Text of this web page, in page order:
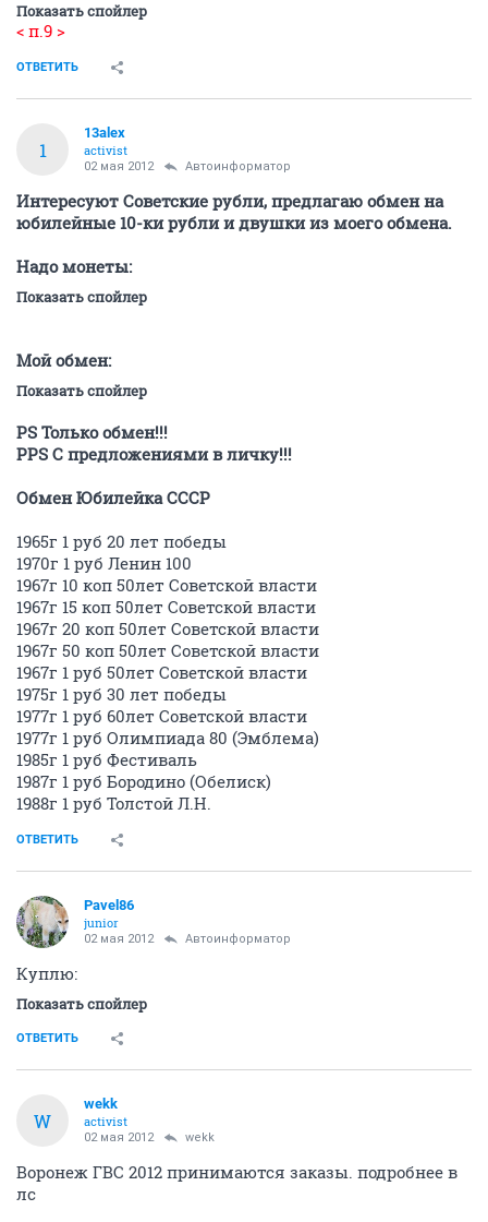
Показать спойлер
< п.9 >
ОТВЕТИТЬ
1
13alex
activist
02 мая 2012 Автоинформатор
Интересуют Советские рубли, предлагаю обмен на
юбилейные 10-ки рубли и двушки из моего обмена.
Надо монеты:
Показать спойлер
Мой обмен:
Показать спойлер
PS Только обмен!!!
РPS С предложениями в личку!!!
Обмен Юбилейка СССР
1965г 1 руб 20 лет победы
1970г 1 руб Ленин 100
1967г 10 коп 50лет Советской власти
1967г 15 коп 50лет Советской власти
1967г 20 коп 50лет Советской власти
1967г 50 коп 50лет Советской власти
1967г 1 руб 50лет Советской власти
1975г 1 руб 30 лет победы
1977г 1 руб 60лет Советской власти
1977г 1 руб Олимпиада 80 (Эмблема)
1985г 1 руб Фестиваль
1987г 1 руб Бородино (Обелиск)
1988г 1 руб Толстой Л.Н.
ОТВЕТИТЬ
Pavel86
junior
02 мая 2012 Автоинформатор
Куплю:
Показать спойлер
ОТВЕТИТЬ
W
wekk
activist
02 мая 2012 wekk
Воронеж ГВС 2012 принимаются заказы. подробнее в
лс